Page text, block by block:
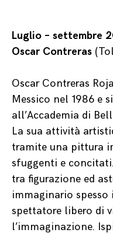
Luglio – settembre
Oscar Contreras
Oscar Contreras
Messico nel 1986 e
all’Accademia di
La sua attività
tramite una pittura
sfuggenti e
tra figurazione ed
immaginario
spettatore libero di
l’immaginazione.